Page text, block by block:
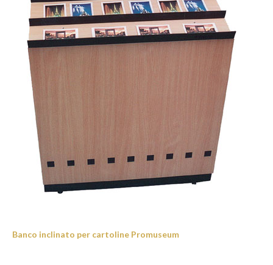
Banco inclinato per cartoline Promuseum